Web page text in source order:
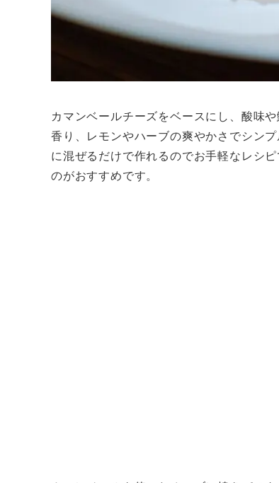
カマンベールチーズをベースにし、酸味
香り、レモンやハーブの爽やかさでシン
に混ぜるだけで作れるのでお手軽なレシ
のがおすすめです。